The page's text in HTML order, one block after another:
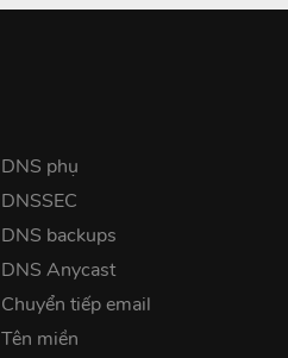
DNS phụ
DNSSEC
DNS backups
DNS Anycast
Chuyển tiếp email
Tên miền